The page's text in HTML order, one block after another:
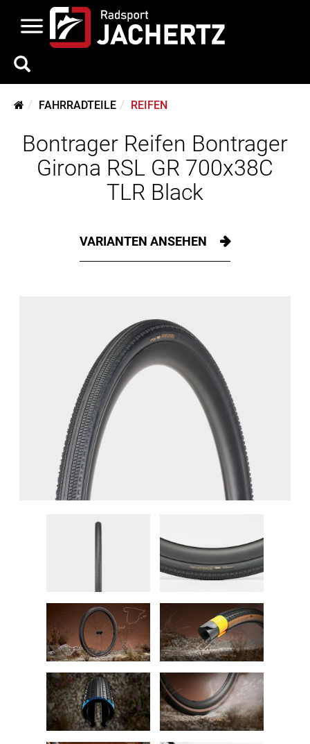
FAHRRADTEILE REIFEN
Bontrager Reifen Bontrager
Girona RSL GR 700x38C
TLR Black
VARIANTEN ANSEHEN